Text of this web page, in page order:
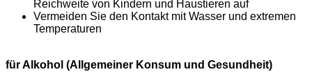
Reichweite von Kindern und Haustieren auf
Vermeiden Sie den Kontakt mit Wasser und extremen
Temperaturen
für Alkohol (Allgemeiner Konsum und Gesundheit)